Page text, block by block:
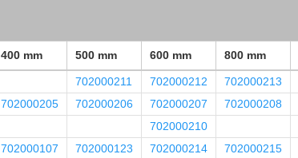
400 mm 500 mm 600 mm 800 mm
702000211 702000212
702000213
702000205 702000206 702000207 702000208
702000210
702000107 702000123 702000214 702000215